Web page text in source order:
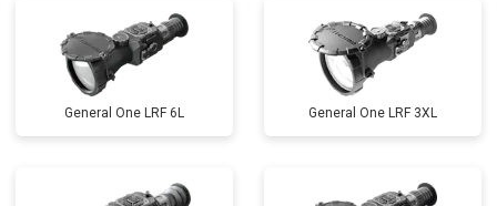
General One LRF 6L General One LRF 3XL